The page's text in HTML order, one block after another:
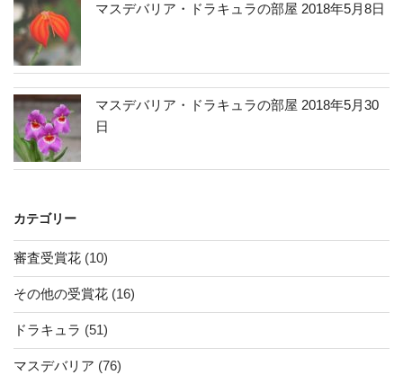
マスデバリア・ドラキュラの部屋 2018年5月8日
マスデバリア・ドラキュラの部屋 2018年5月30
日
カテゴリー
審査受賞花 (10)
その他の受賞花 (16)
ドラキュラ (51)
マスデバリア (76)